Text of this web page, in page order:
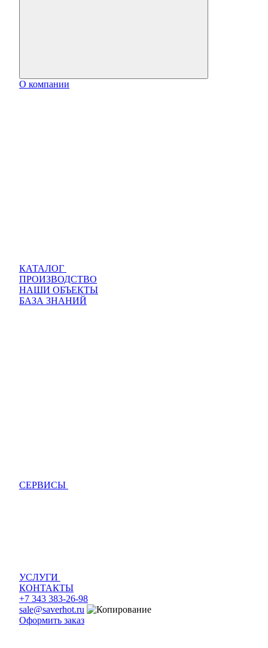
О компании
КАТАЛОГ
ПРОИЗВОДСТВО
НАШИ ОБЪЕКТЫ
БАЗА ЗНАНИЙ
СЕРВИСЫ
УСЛУГИ
КОНТАКТЫ
+7 343 383-26-98
sale@saverhot.ru
Оформить заказ